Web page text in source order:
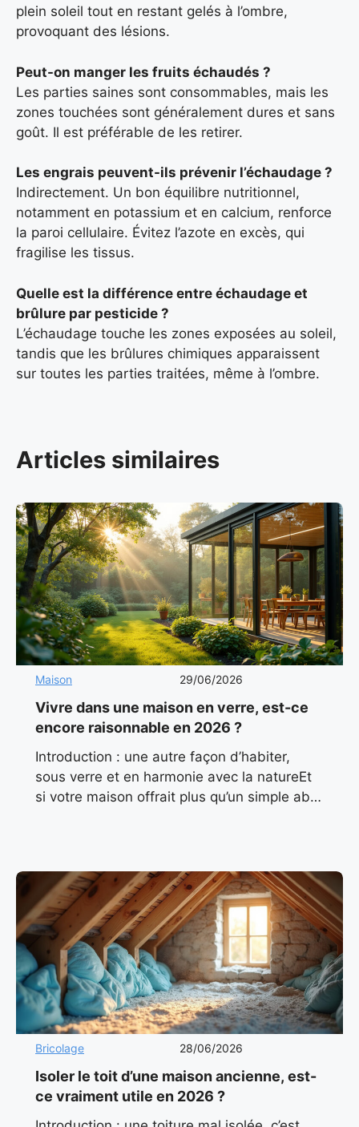
plein soleil tout en restant gelés à l’ombre,
provoquant des lésions.
Peut-on manger les fruits échaudés ?
Les parties saines sont consommables, mais les
zones touchées sont généralement dures et sans
goût. Il est préférable de les retirer.
Les engrais peuvent-ils prévenir l’échaudage ?
Indirectement. Un bon équilibre nutritionnel,
notamment en potassium et en calcium, renforce
la paroi cellulaire. Évitez l’azote en excès, qui
fragilise les tissus.
Quelle est la différence entre échaudage et
brûlure par pesticide ?
L’échaudage touche les zones exposées au soleil,
tandis que les brûlures chimiques apparaissent
sur toutes les parties traitées, même à l’ombre.
Articles similaires
Maison 29/06/2026
Vivre dans une maison en verre, est-ce
encore raisonnable en 2026 ?
Introduction : une autre façon d’habiter,
sous verre et en harmonie avec la natureEt
si votre maison offrait plus qu’un simple abri
Bricolage 28/06/2026
Isoler le toit d’une maison ancienne, est-
ce vraiment utile en 2026 ?